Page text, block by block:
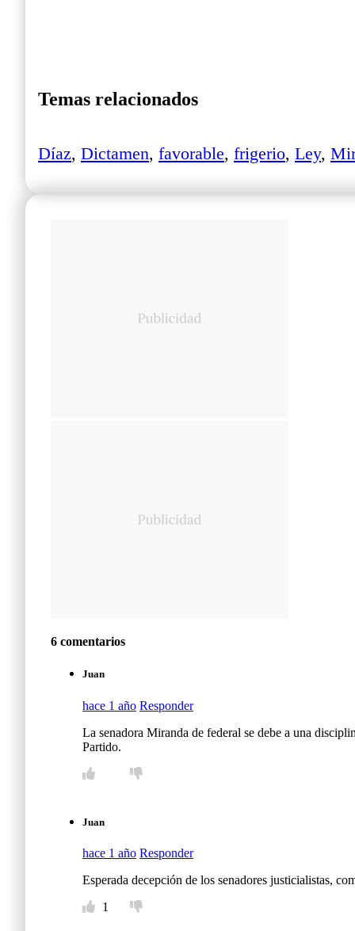
Temas relacionados
Díaz, Dictamen, favorable, frigerio, Ley,
6 comentarios
Juan
hace 1 año Responder
La senadora Miranda de federal se debe a una
Partido.
Juan
hace 1 año Responder
Esperada decepción de los senadores justicialistas,
1